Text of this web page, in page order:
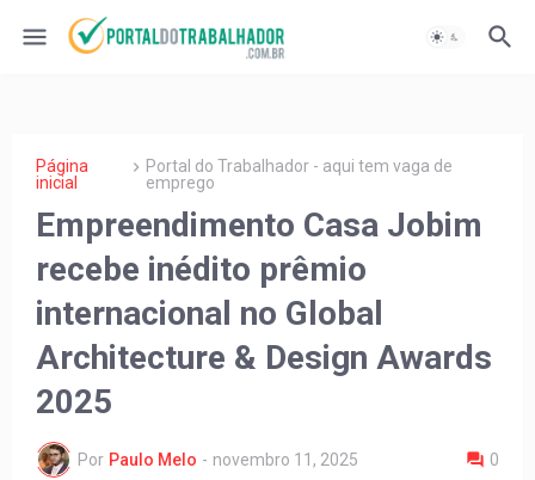
Página
inicial
Portal do Trabalhador - aqui tem vaga de
emprego
Empreendimento Casa Jobim
recebe inédito prêmio
internacional no Global
Architecture & Design Awards
2025
Por Paulo Melo - novembro 11, 2025 0